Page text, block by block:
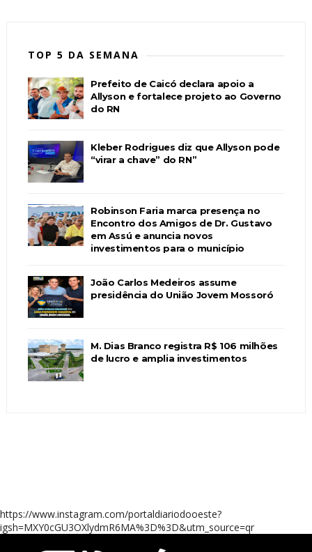
TOP 5 DA SEMANA
Prefeito de Caicó declara apoio a
Allyson e fortalece projeto ao Governo
do RN
Kleber Rodrigues diz que Allyson pode
“virar a chave” do RN”
Robinson Faria marca presença no
Encontro dos Amigos de Dr. Gustavo
em Assú e anuncia novos
investimentos para o município
João Carlos Medeiros assume
presidência do União Jovem Mossoró
M. Dias Branco registra R$ 106 milhões
de lucro e amplia investimentos
https://www.instagram.com/portaldiariodooeste?
igsh=MXY0cGU3OXlydmR6MA%3D%3D&utm_source=qr